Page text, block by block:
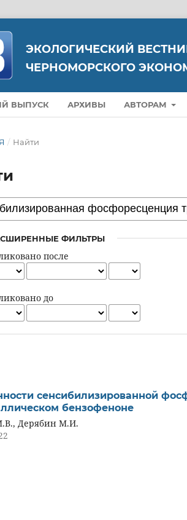
ЭКОЛОГИЧЕСКИЙ
ЧЕРНОМОРСКОГО
ВЫПУСК АРХИВЫ АВТОРАМ
/ Найти
ФИЛЬТРЫ
после
до
сенсибилизированной
бензофеноне
Дерябин М.И.